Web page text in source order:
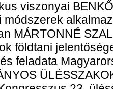
viszonyai
módszerek
MÁRTONNÉ
földtani
feladata